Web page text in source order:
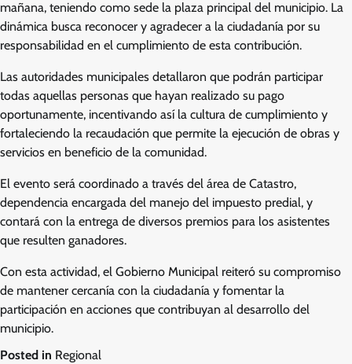
mañana, teniendo como sede la plaza principal del municipio. La
dinámica busca reconocer y agradecer a la ciudadanía por su
responsabilidad en el cumplimiento de esta contribución.
Las autoridades municipales detallaron que podrán participar
todas aquellas personas que hayan realizado su pago
oportunamente, incentivando así la cultura de cumplimiento y
fortaleciendo la recaudación que permite la ejecución de obras y
servicios en beneficio de la comunidad.
El evento será coordinado a través del área de Catastro,
dependencia encargada del manejo del impuesto predial, y
contará con la entrega de diversos premios para los asistentes
que resulten ganadores.
Con esta actividad, el Gobierno Municipal reiteró su compromiso
de mantener cercanía con la ciudadanía y fomentar la
participación en acciones que contribuyan al desarrollo del
municipio.
Posted in Regional